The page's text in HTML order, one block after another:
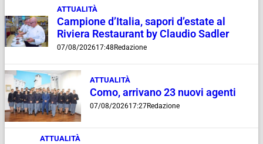
ATTUALITÀ
Campione d’Italia, sapori d’estate al
Riviera Restaurant by Claudio Sadler
07/08/202617:48 Redazione
ATTUALITÀ
Como, arrivano 23 nuovi agenti
07/08/202617:27Redazione
ATTUALITÀ